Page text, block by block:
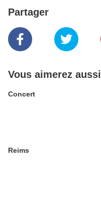
Partager
Vous aimerez aussi
Concert
Reims